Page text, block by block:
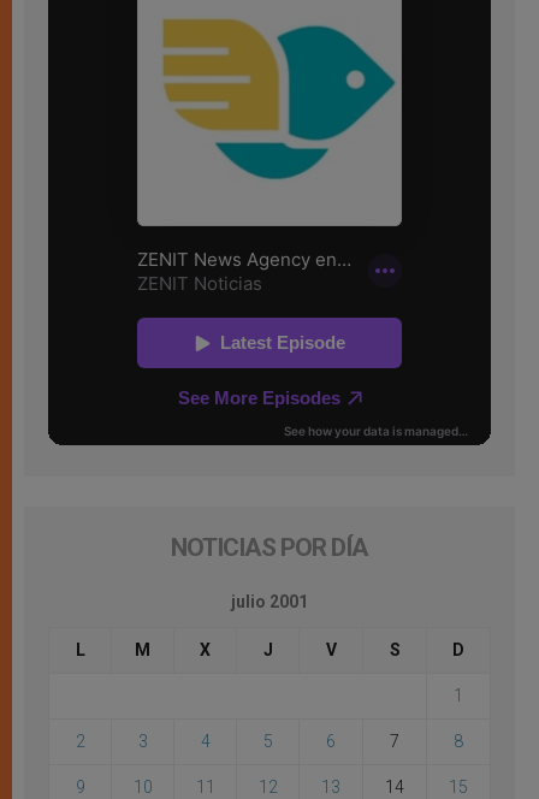
NOTICIAS POR DÍA
julio 2001
L M X J V S D
1
2 3 4 5 6 7 8
9 10 11 12 13 14 15